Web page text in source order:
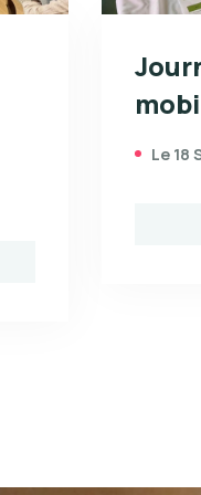
Le 18